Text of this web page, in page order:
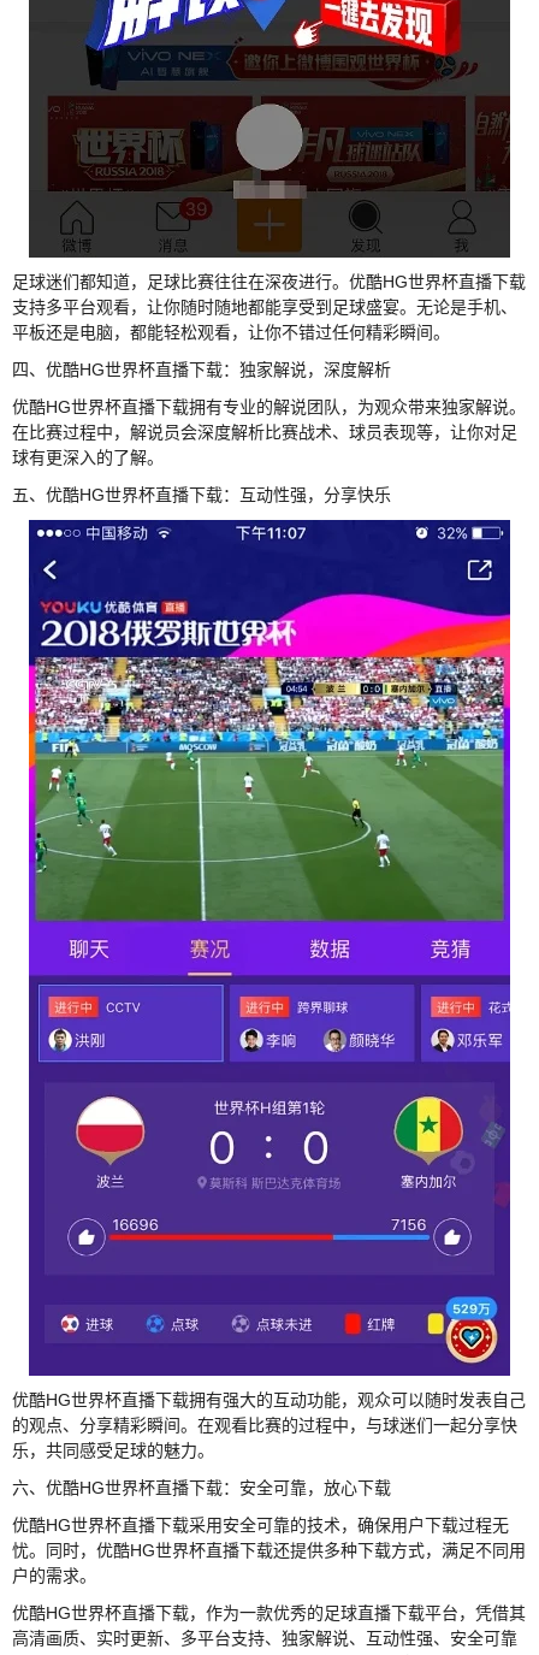
足球迷们都知道，足球比赛往往在深夜进行。优酷HG世界杯直播下载
支持多平台观看，让你随时随地都能享受到足球盛宴。无论是手机、
平板还是电脑，都能轻松观看，让你不错过任何精彩瞬间。
四、优酷HG世界杯直播下载：独家解说，深度解析
优酷HG世界杯直播下载拥有专业的解说团队，为观众带来独家解说。
在比赛过程中，解说员会深度解析比赛战术、球员表现等，让你对足
球有更深入的了解。
五、优酷HG世界杯直播下载：互动性强，分享快乐
优酷HG世界杯直播下载拥有强大的互动功能，观众可以随时发表自己
的观点、分享精彩瞬间。在观看比赛的过程中，与球迷们一起分享快
乐，共同感受足球的魅力。
六、优酷HG世界杯直播下载：安全可靠，放心下载
优酷HG世界杯直播下载采用安全可靠的技术，确保用户下载过程无
忧。同时，优酷HG世界杯直播下载还提供多种下载方式，满足不同用
户的需求。
优酷HG世界杯直播下载，作为一款优秀的足球直播下载平台，凭借其
高清画质、实时更新、多平台支持、独家解说、互动性强、安全可靠